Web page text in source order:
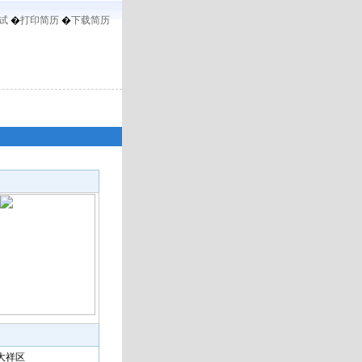
�打印简历 �下载简历
祥区